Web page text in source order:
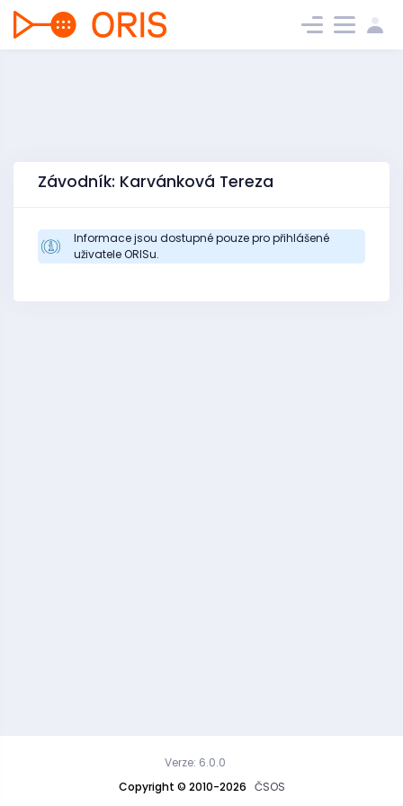
Závodník: Karvánková Tereza
Informace jsou dostupné pouze pro přihlášené
uživatele ORISu.
Copyright © 2010-2026 ČSOS
Verze: 6.0.0